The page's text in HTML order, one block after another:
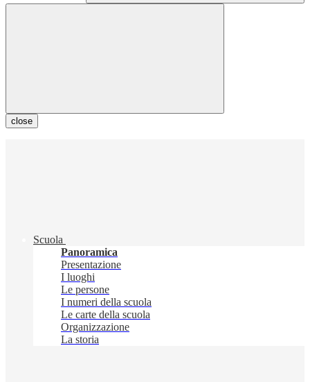
close
Scuola
Panoramica
Presentazione
I luoghi
Le persone
I numeri della scuola
Le carte della scuola
Organizzazione
La storia